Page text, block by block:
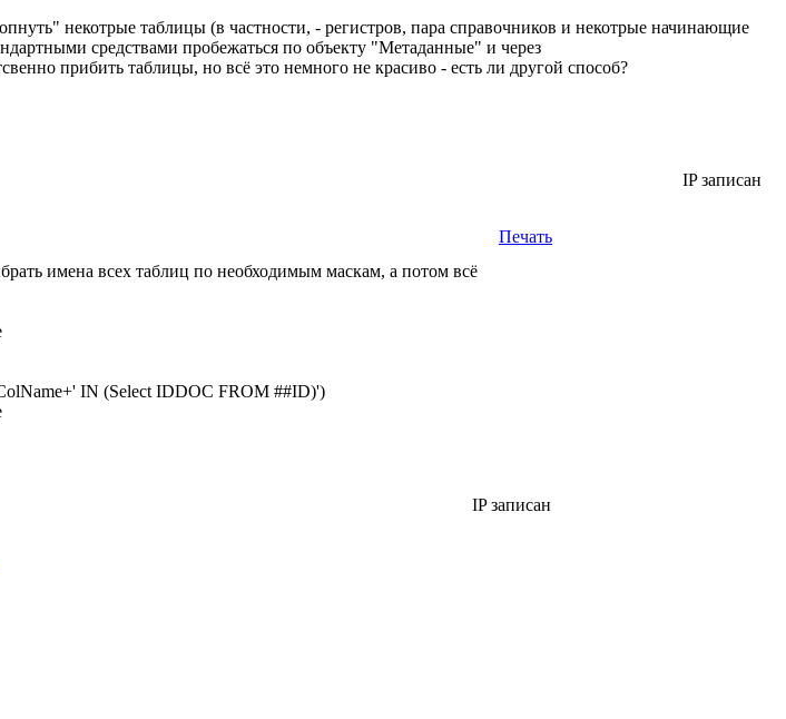
некотрые таблицы (в частности, - регистров, пара справочников и некотрые начинающие
средствами пробежаться по объекту "Метаданные" и через
прибить таблицы, но всё это немного не красиво - есть ли другой способ?
IP записан
Печать
имена всех таблиц по необходимым маскам, а потом всё
IN (Select IDDOC FROM ##ID)')
IP записан